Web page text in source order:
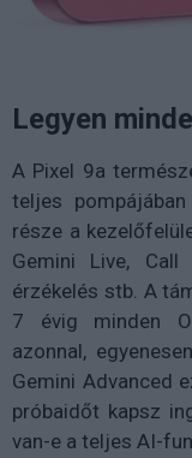
Legyen
A Pixel 9a
teljes
része a
Gemini Live, Call
érzékelés stb. A
7 évig minden
azonnal,
Gemini Advanced
próbaidőt kapsz
van-e a teljes AI-